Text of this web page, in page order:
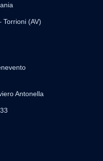
Torrioni (AV)
Antonella